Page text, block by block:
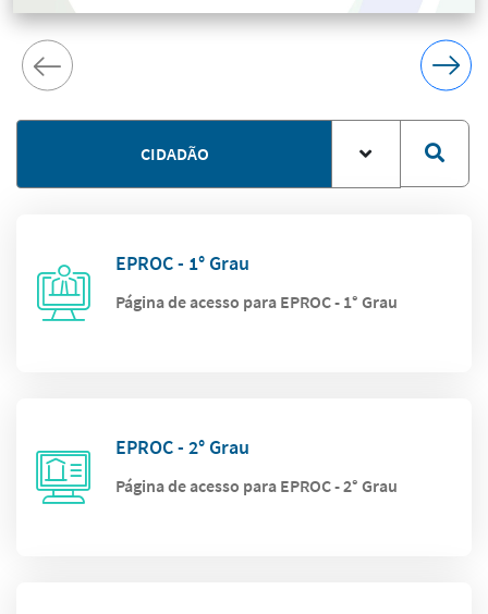
CIDADÃO
EPROC - 1° Grau
Página de acesso para EPROC - 1° Grau
EPROC - 2° Grau
Página de acesso para EPROC - 2° Grau